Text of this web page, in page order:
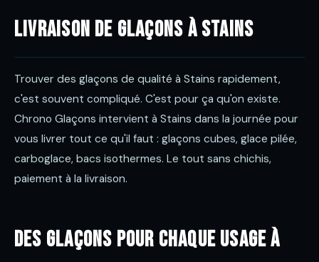
Livraison de glaçons à Stains
Trouver des glaçons de qualité à Stains rapidement,
c'est souvent compliqué. C'est pour ça qu'on existe.
Chrono Glaçons intervient à Stains dans la journée pour
vous livrer tout ce qu'il faut : glaçons cubes, glace pilée,
carboglace, bacs isothermes. Le tout sans chichis,
paiement à la livraison.
Des glaçons pour chaque usage à